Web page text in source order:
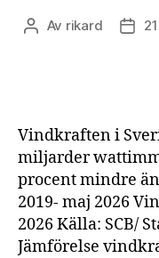
Inläggsförfattare
Av rikard
Vindkraften i
miljarder
procent mindre
2019- maj 2026
2026 Källa: SCB/
Jämförelse